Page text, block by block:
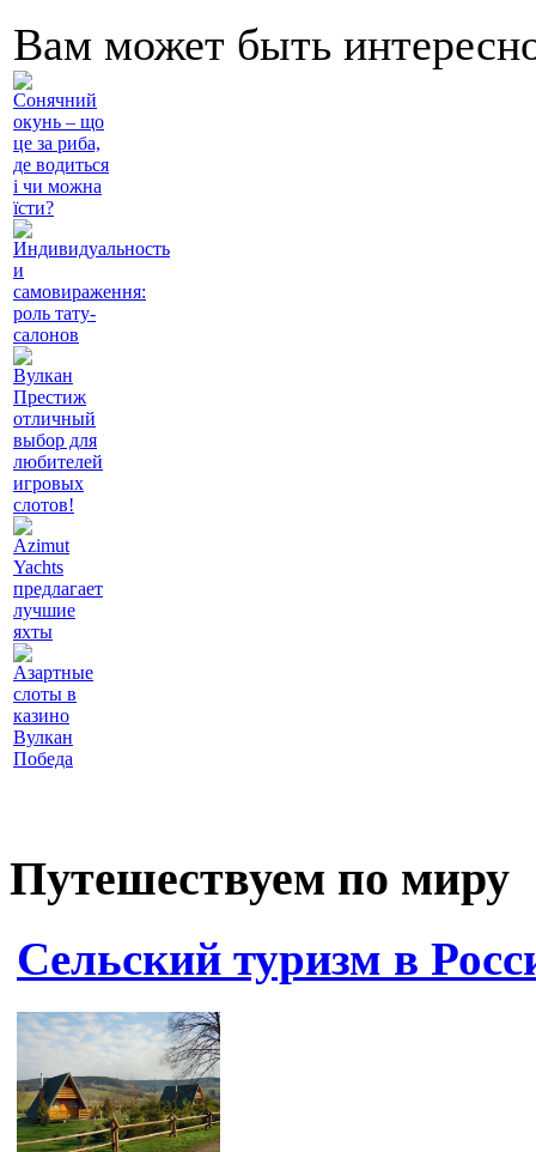
Вам может быть
Сонячний
окунь – що
це за риба,
де водиться
і чи можна
їсти?
Индивидуальность
и
самовираження:
роль тату-
салонов
Вулкан
Престиж
отличный
выбор для
любителей
игровых
слотов!
Azimut
Yachts
предлагает
лучшие
яхты
Азартные
слоты в
казино
Вулкан
Победа
Путешествуем по миру
Сельский туризм в